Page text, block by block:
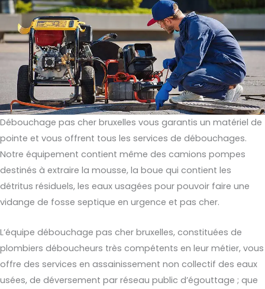
Débouchage pas cher bruxelles vous garantis un matériel de
pointe et vous offrent tous les services de débouchages.
Notre équipement contient même des camions pompes
destinés à extraire la mousse, la boue qui contient les
détritus résiduels, les eaux usagées pour pouvoir faire une
vidange de fosse septique en urgence et pas cher.
L’équipe débouchage pas cher bruxelles, constituées de
plombiers déboucheurs très compétents en leur métier, vous
offre des services en assainissement non collectif des eaux
usées, de déversement par réseau public d’égouttage ; que